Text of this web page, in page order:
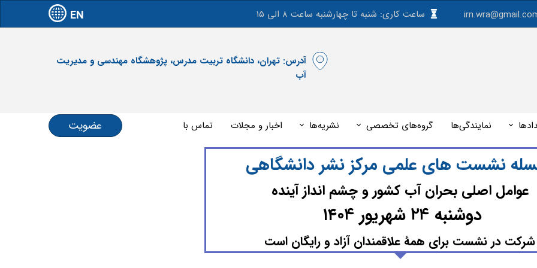
ساعت کاری: شنبه تا چهارشنبه ساعت ۸ الی ۱۵ EN
عضویت
آب
نمایندگی‌ها گروه‌های تخصصی نشریه‌ها اخبار و مجلات تماس با ما
نشست های علمی مرکز نشر دانشگاهی
عوامل اصلی بحران آب کشور و چشم انداز آینده
دوشنبه ۲​​​​​​​۴ شهریور ۱ ۴۰۴
شرکت در نشست برای همۀ علاقمندان آزاد و رایگان است